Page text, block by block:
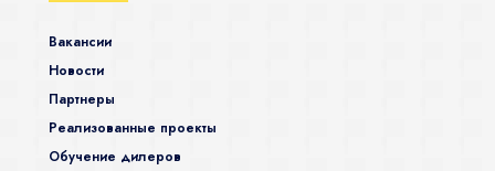
Вакансии
Новости
Партнеры
Реализованные проекты
Обучение дилеров